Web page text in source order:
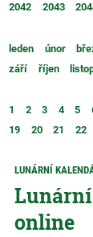
2042
2043
leden únor
září
říjen
1 2 3 4 5
19
20 21 22
LUNÁRNÍ
Lunární
online